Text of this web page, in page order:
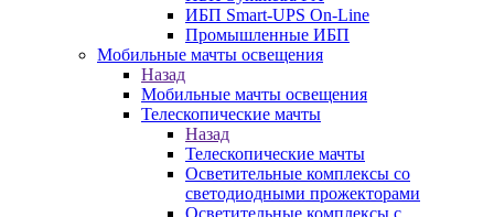
ИБП Smart-UPS On-Line
Промышленные ИБП
Мобильные мачты освещения
Назад
Мобильные мачты освещения
Телескопические мачты
Назад
Телескопические мачты
Осветительные комплексы со
светодиодными прожекторами
Осветительные комплексы с